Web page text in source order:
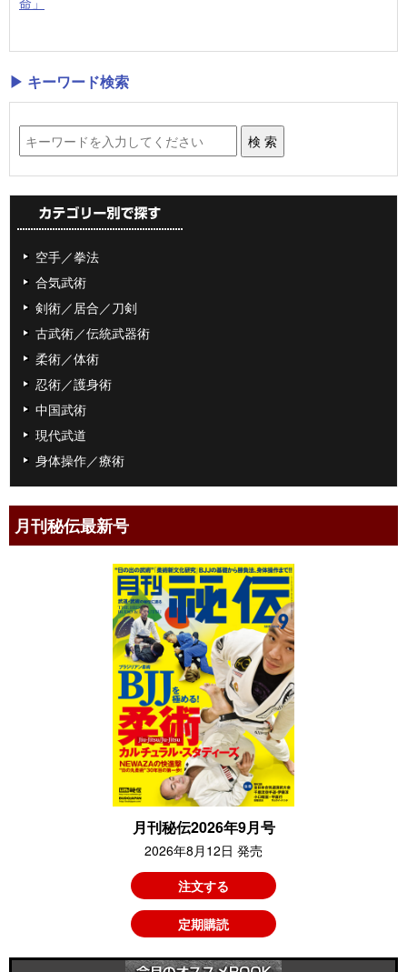
▶ キーワード検索
空手／拳法
合気武術
剣術／居合／刀剣
古武術／伝統武器術
柔術／体術
忍術／護身術
中国武術
現代武道
身体操作／療術
月刊秘伝最新号
月刊秘伝2026年9月号
2026年8月12日 発売
注文する
定期購読